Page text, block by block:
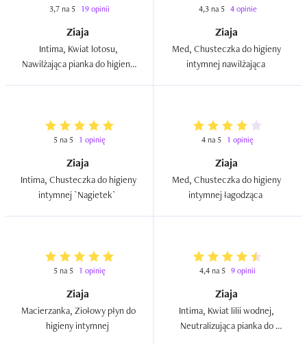
3,7 na 5 19 opinii
Ziaja
Intima, Kwiat lotosu,
Nawilżająca pianka do higieny
4,3 na 5 4 opinie
Ziaja
Med, Chusteczka do higieny
5 na 5 1 opinię
Ziaja
Intima, Chusteczka do higieny
4 na 5 1 opinię
Ziaja
Med, Chusteczka do higieny
5 na 5 1 opinię
Ziaja
Macierzanka, Ziołowy płyn do
4,4 na 5 9 opinii
Ziaja
Intima, Kwiat lilii wodnej,
Neutralizująca pianka do